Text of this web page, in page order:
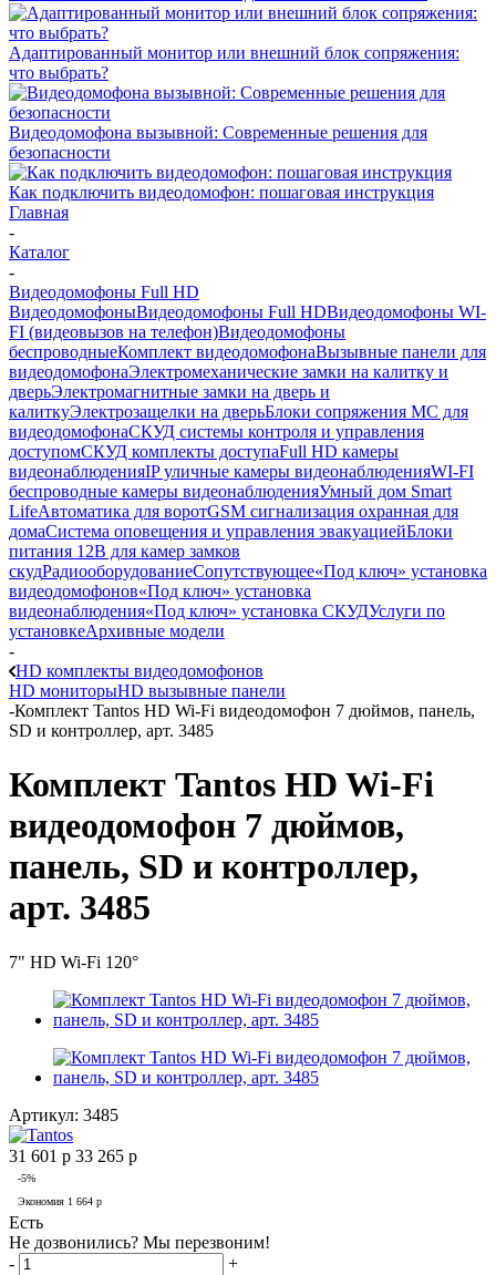
Адаптированный монитор или внешний блок сопряжения:
что выбрать?
Видеодомофона вызывной: Современные решения для
безопасности
Как подключить видеодомофон: пошаговая инструкция
Главная
-
Каталог
-
Видеодомофоны Full HD
ВидеодомофоныВидеодомофоны Full HDВидеодомофоны WI-
FI (видеовызов на телефон)Видеодомофоны
беспроводныеКомплект видеодомофонаВызывные панели для
видеодомофонаЭлектромеханические замки на калитку и
дверьЭлектромагнитные замки на дверь и
калиткуЭлектрозащелки на дверьБлоки сопряжения МС для
видеодомофонаСКУД системы контроля и управления
доступомСКУД комплекты доступаFull HD камеры
видеонаблюденияIP уличные камеры видеонаблюденияWI-FI
беспроводные камеры видеонаблюденияУмный дом Smart
LifeАвтоматика для воротGSM сигнализация охранная для
домаCистема оповещения и управления эвакуациейБлоки
питания 12В для камер замков
скудРадиооборудованиеСопутствующее«Под ключ» установка
видеодомофонов«Под ключ» установка
видеонаблюдения«Под ключ» установка СКУДУслуги по
установкеАрхивные модели
-
HD комплекты видеодомофонов
HD мониторыHD вызывные панели
-Комплект Tantos HD Wi-Fi видеодомофон 7 дюймов, панель,
SD и контроллер, арт. 3485
Комплект Tantos HD Wi-Fi
видеодомофон 7 дюймов,
панель, SD и контроллер,
арт. 3485
7" HD Wi-Fi 120°
Артикул: 3485
31 601 р 33 265 р
-5%
Экономия 1 664 р
Есть
Не дозвонились? Мы перезвоним!
-
+